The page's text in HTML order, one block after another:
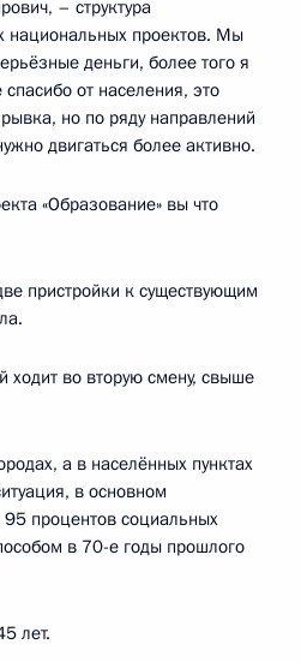
– структура
национальных проектов. Мы
деньги, более того я
от населения, это
но по ряду направлений
двигаться более активно.
«Образование» вы что
пристройки к существующим
ходит во вторую смену, свыше
а в населённых пунктах
в основном
процентов социальных
в 70-е годы прошлого
лет.